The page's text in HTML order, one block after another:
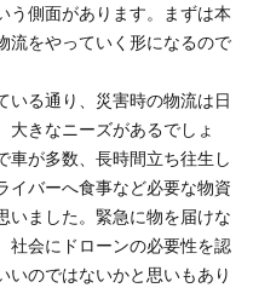
う側面があります。まずは本
流をやっていく形になるので
いる通り、災害時の物流は日
大きなニーズがあるでしょ
車が多数、長時間立ち往生し
イバーへ食事など必要な物資
いました。緊急に物を届けな
社会にドローンの必要性を認
いのではないかと思いもあり